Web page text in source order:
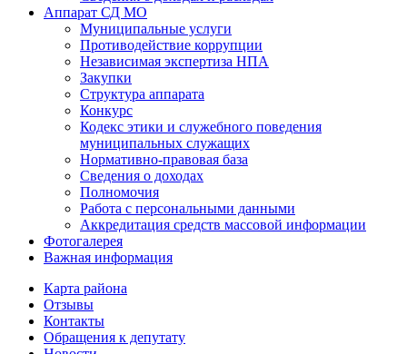
Аппарат СД МО
Муниципальные услуги
Противодействие коррупции
Независимая экспертиза НПА
Закупки
Структура аппарата
Конкурс
Кодекс этики и служебного поведения
муниципальных служащих
Нормативно-правовая база
Сведения о доходах
Полномочия
Работа с персональными данными
Аккредитация средств массовой информации
Фотогалерея
Важная информация
Карта района
Отзывы
Контакты
Обращения к депутату